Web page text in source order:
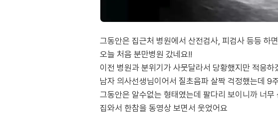
그동안은 집근처 병원에서 산전검사, 피검사 등등 하
오늘 처음 분만병원 갔네요!!
이전 병원과 분위기가 사뭇달라서 당황했지만 적응하
남자 의사선생님이어서 질초음파 살짝 걱정했는데 9
그동안은 알수없는 형태였는데 팔다리 보이니까 너